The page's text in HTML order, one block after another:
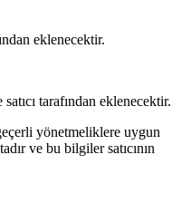
eklenecektir.
tarafından eklenecektir.
yönetmeliklere uygun
ve bu bilgiler satıcının